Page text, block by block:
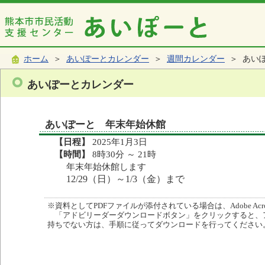
ホーム ＞ あいぽーとカレンダー ＞ 週間カレンダー ＞ あい
あいぽーとカレンダー
あいぽーと 年末年始休館
【日程】
2025年1月3日
【時間】
8時30分 ～ 21時
年末年始休館します
12/29（日）～1/3（金）まで
※資料としてPDFファイルが添付されている場合は、Adobe
「アドビリーダーダウンロードボタン」をクリックすると
持ちでない方は、手順に従ってダウンロードを行ってください